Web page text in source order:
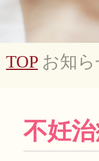
TOP お知
不妊